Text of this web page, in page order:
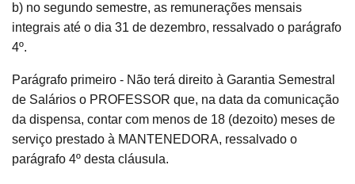
b) no segundo semestre, as remunerações mensais
integrais até o dia 31 de dezembro, ressalvado o parágrafo
4º.
Parágrafo primeiro - Não terá direito à Garantia Semestral
de Salários o PROFESSOR que, na data da comunicação
da dispensa, contar com menos de 18 (dezoito) meses de
serviço prestado à MANTENEDORA, ressalvado o
parágrafo 4º desta cláusula.